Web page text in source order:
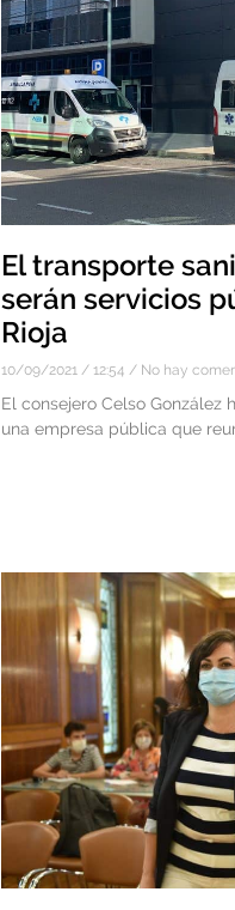
El transporte
serán servicios
Rioja
10/09/2021 12:54 No hay
El consejero Celso González
una empresa pública que